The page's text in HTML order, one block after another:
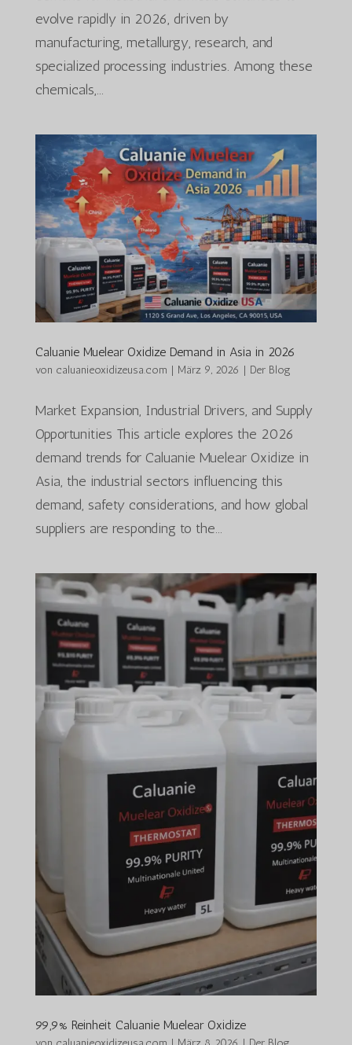
evolve rapidly in 2026, driven by
manufacturing, metallurgy, research, and
specialized processing industries. Among these
chemicals,...
Caluanie Muelear Oxidize Demand in Asia in 2026
von caluanieoxidizeusa.com | März 9, 2026 | Der Blog
Market Expansion, Industrial Drivers, and Supply
Opportunities This article explores the 2026
demand trends for Caluanie Muelear Oxidize in
Asia, the industrial sectors influencing this
demand, safety considerations, and how global
suppliers are responding to the...
99,9% Reinheit Caluanie Muelear Oxidize